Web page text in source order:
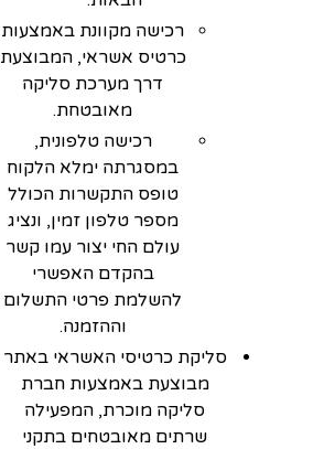
רכישה מקוונת באמצעות
כרטיס אשראי, המבוצעת
דרך מערכת סליקה
מאובטחת.
רכישה טלפונית,
במסגרתה ימלא הלקוח
טופס התקשרות הכולל
מספר טלפון זמין, ונציג
עולם החי יצור עמו קשר
בהקדם האפשרי
להשלמת פרטי התשלום
וההזמנה.
סליקת כרטיסי האשראי באתר
מבוצעת באמצעות חברת
סליקה מוכרת, המפעילה
שרתים מאובטחים בתקני